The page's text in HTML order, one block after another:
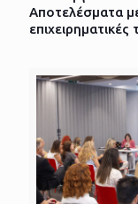
Αποτελέσματα